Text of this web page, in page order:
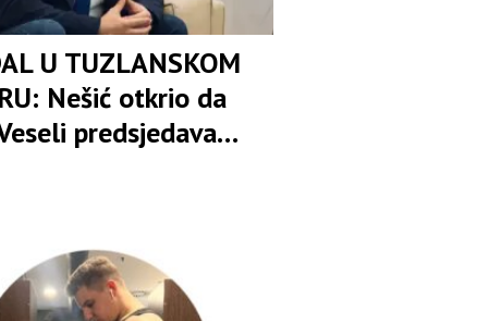
U TUZLANSKOM
Nešić otkrio da
predsjedava